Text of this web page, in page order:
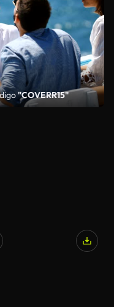
"COVERR15"